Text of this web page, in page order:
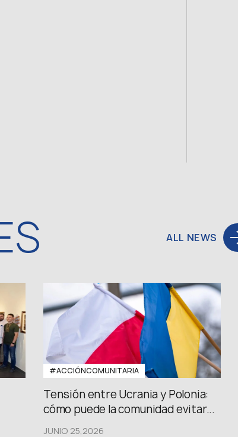
ALL NEWS
#ACCIÓNCOMUNITARIA
Tensión entre Ucrania y Polonia:
cómo puede la comunidad evitar...
JUNIO 25,2026